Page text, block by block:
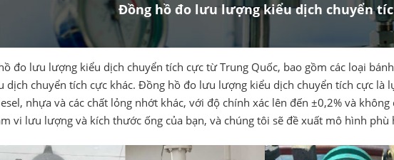
Đồng hồ đo lưu lượng kiểu dịch chuyển
đo lưu lượng kiểu dịch chuyển tích cực từ Trung Quốc, bao gồm các loại
dịch chuyển tích cực khác. Đồng hồ đo lưu lượng kiểu dịch chuyển tích cực là
nhựa và các chất lỏng nhớt khác, với độ chính xác lên đến ±0,2% và
vi lưu lượng và kích thước ống của bạn, và chúng tôi sẽ đề xuất mô hình phù